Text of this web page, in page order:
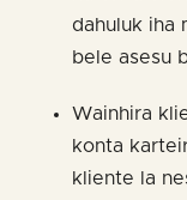
dahuluk iha
bele asesu
Wainhira
konta
kliente la